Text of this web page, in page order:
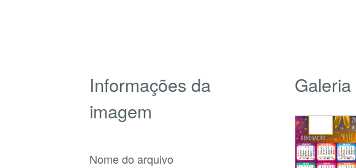
Informações da
imagem
Nome do arquivo
Galeria